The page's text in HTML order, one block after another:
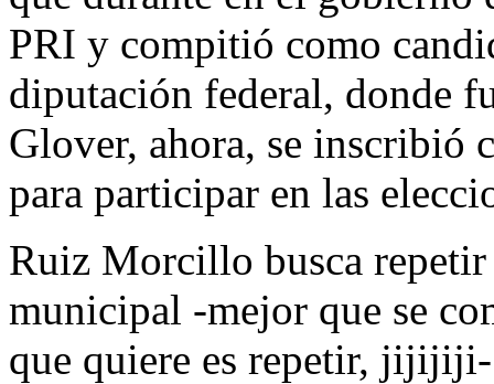
PRI y compitió como
diputación federal, donde
Glover, ahora, se inscribió
para participar en las
Ruiz Morcillo busca repetir
municipal -mejor que se
que quiere es repetir,